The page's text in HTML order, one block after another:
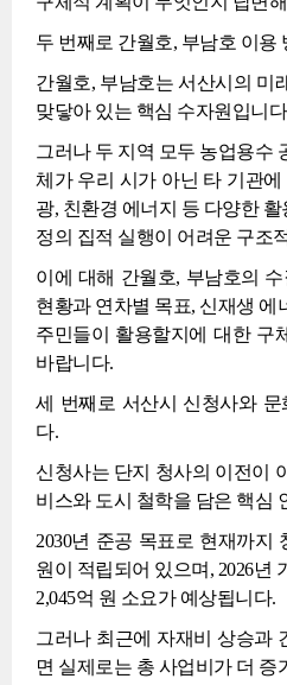
두 번째로 간월호, 부남호 이용
간월호, 부남호는 서산시의 미
맞닿아 있는 핵심 수자원입니
그러나 두 지역 모두 농업용수
체가 우리 시가 아닌 타 기관
광, 친환경 에너지 등 다양한
정의 집적 실행이 어려운 구조
이에 대해 간월호, 부남호의
현황과 연차별 목표, 신재생 에
주민들이 활용할지에 대한 구
바랍니다.
세 번째로 서산시 신청사와 문
다.
신청사는 단지 청사의 이전이
비스와 도시 철학을 담은 핵심
2030년 준공 목표로 현재까지
원이 적립되어 있으며, 2026년
2,045억 원 소요가 예상됩니다.
그러나 최근에 자재비 상승과
면 실제로는 총 사업비가 더 증